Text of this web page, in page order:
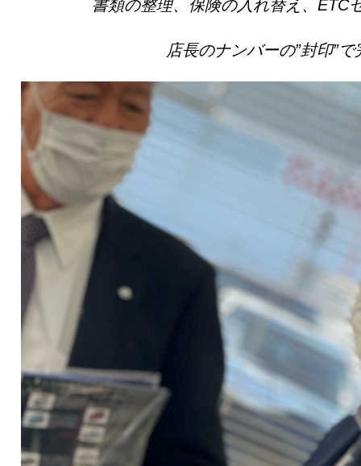
書類の整理、保険の入れ替え、ETC
店長のナンバーの”封印”